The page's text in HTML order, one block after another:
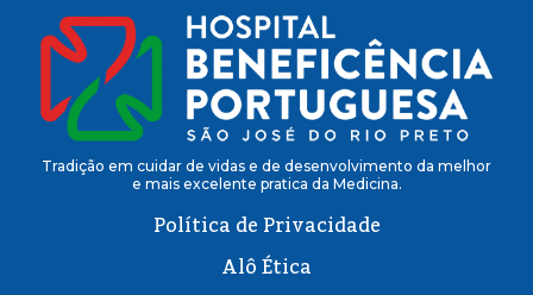
Tradição em cuidar de vidas e de desenvolvimento da melhor
e mais excelente pratica da Medicina.
Política de Privacidade
Alô Ética